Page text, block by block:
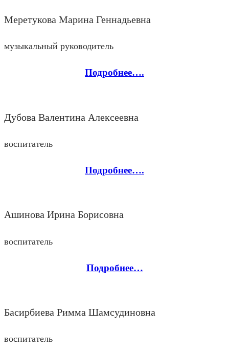
Меретукова Марина Геннадьевна
музыкальный руководитель
Подробнее….
Дубова Валентина Алексеевна
воспитатель
Подробнее….
Ашинова Ирина Борисовна
воспитатель
Подробнее…
Басирбиева Римма Шамсудиновна
воспитатель